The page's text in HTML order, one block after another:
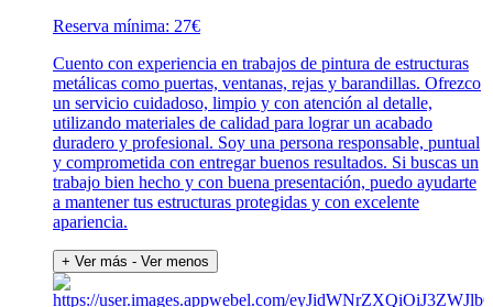
Reserva mínima: 27€
Cuento con experiencia en trabajos de pintura de estructuras
metálicas como puertas, ventanas, rejas y barandillas. Ofrezco
un servicio cuidadoso, limpio y con atención al detalle,
utilizando materiales de calidad para lograr un acabado
duradero y profesional. Soy una persona responsable, puntual
y comprometida con entregar buenos resultados. Si buscas un
trabajo bien hecho y con buena presentación, puedo ayudarte
a mantener tus estructuras protegidas y con excelente
apariencia.
+ Ver más - Ver menos